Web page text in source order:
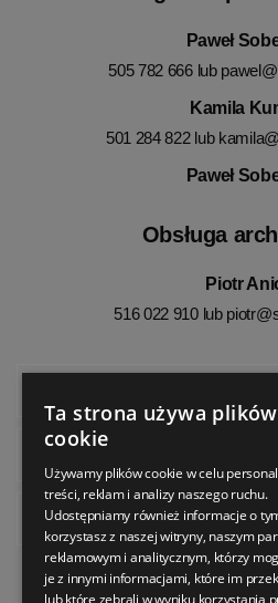
Paweł
505 782 666 lub
Kamila
501 284 822 lub
Paweł
Obsługa
Piotr
516 022 910 lub
Ta strona używa plików
cookie
Używamy plików cookie w celu
treści, reklam i analizy naszego ruchu.
Udostępniamy również informacje o
korzystasz z naszej witryny, naszym
reklamowym i analitycznym, którzy
je z innymi informacjami, które im
lub które zebrali w wyniku korzystania